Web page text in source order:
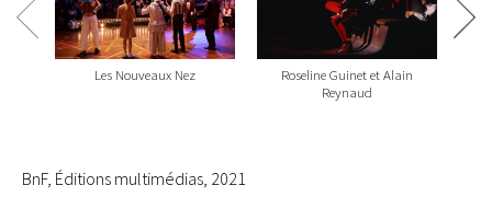
Les Nouveaux Nez
Roseline Guinet et Alain
Reynaud
BnF, Éditions multimédias, 2021